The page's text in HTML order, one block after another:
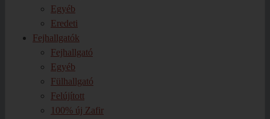
Egyéb
Eredeti
Fejhallgatók
Fejhallgató
Egyéb
Fülhallgató
Felújított
100% új Zafir